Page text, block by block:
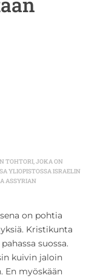
TOHTORI, JOKA ON
YLIOPISTOSSA ISRAELIN
ASSYRIAN
on pohtia
Kristikunta
suossa.
kuivin jaloin
En myöskään